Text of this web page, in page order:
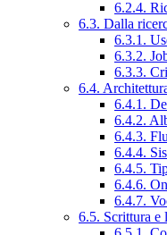
6.2.4.
6.3. Dalla
6.3.1.
6.3.2.
6.3.3.
6.4.
6.4.1.
6.4.2.
6.4.3.
6.4.4.
6.4.5.
6.4.6.
6.4.7.
6.5. Scrittura e